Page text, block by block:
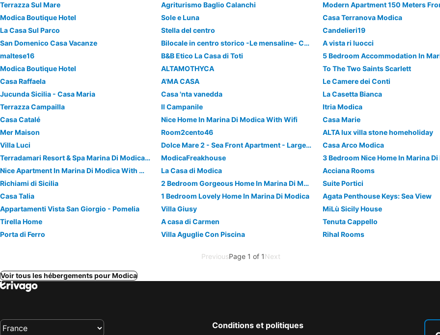
Terrazza Sul Mare
Agriturismo Baglio Calanchi
Modern Apartment 150 Meters
Modica Boutique Hotel
Sole e Luna
Casa Terranova Modica
La Casa Sul Parco
Stella del centro
Candelieri19
San Domenico Casa Vacanze
Bilocale in centro storico -Le mensaline- Casa Chiricopo
A vista ri luocci
maltese16
B&B Etico La Casa di Toti
Modica Boutique Hotel
ALTAMOTHYCA
To The Two Saints Scarlett
Casa Raffaela
A'MA CASA
Le Camere dei Conti
Jucunda Sicilia - Casa Maria
Casa 'nta vanedda
La Casetta Bianca
Terrazza Campailla
Il Campanile
Itria Modica
Casa Catalé
Nice Home In Marina Di Modica With Wifi
Casa Marie
Mer Maison
Room2cento46
ALTA lux villa stone homeholiday
Villa Luci
Dolce Mare 2 - Sea Front Apartment - Large Terrace - Wifi And Private Parking - Apartment, 2 schlafzimmer, Raucher, Balkon
Casa Arco Modica
Terradamari Resort & Spa Marina Di Modica, Tapestry Collection By Hilton
ModicaFreakhouse
3 Bedroom Nice Home In Marina
Nice Apartment In Marina Di Modica With Wifi
La Casa di Modica
Acciana Rooms
Richiami di Sicilia
2 Bedroom Gorgeous Home In Marina Di Modica
Suite Portici
Casa Talia
1 Bedroom Lovely Home In Marina Di Modica
Agata Penthouse Keys: Sea View
Appartamenti Vista San Giorgio - Pomelia
Villa Giusy
MiLù Sicily House
Tirella Home
A casa di Carmen
Tenuta Cappello
Porta di Ferro
Villa Aguglie Con Piscina Rihal Rooms
PreviousPage 1 of 1Next
Voir tous les hébergements pour Modica
Conditions et politiques